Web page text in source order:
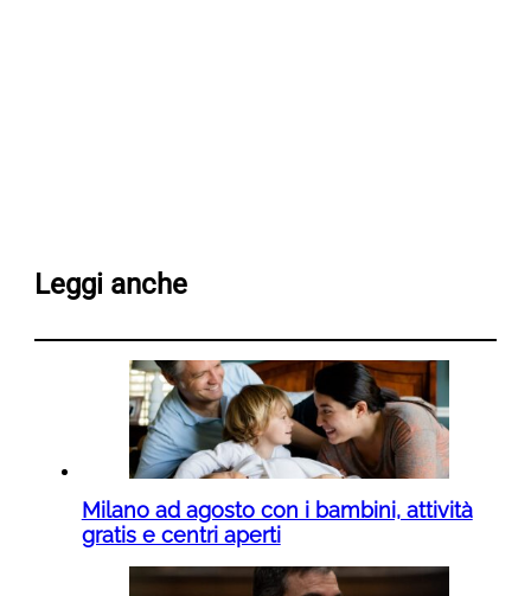
Leggi anche
Milano ad agosto con i bambini, attività
gratis e centri aperti